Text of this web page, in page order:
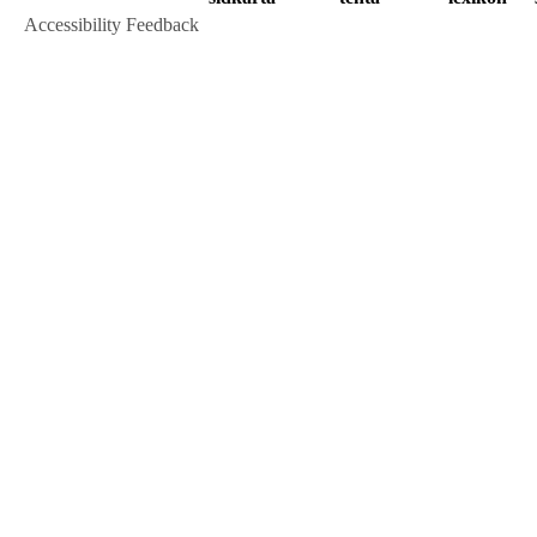
Accessibility Feedback